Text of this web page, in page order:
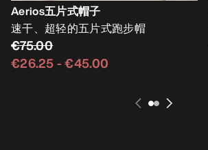
Aerios五片式帽子
速干、超轻的五片式跑步帽
€75.00
€26.25-€45.00